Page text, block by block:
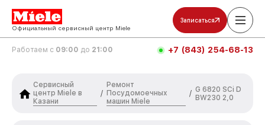
Официальный сервисный центр Miele
Записаться
Работаем с 09:00 до 21:00 +7 (843) 254-68-13
Сервисный
центр Miele в
Казани
/
Ремонт
Посудомоечных
машин Miele
/ G 6820 SCi D
BW230 2,0